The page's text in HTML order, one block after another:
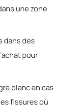
une zone
dans des
pour
blanc en cas
fissures où